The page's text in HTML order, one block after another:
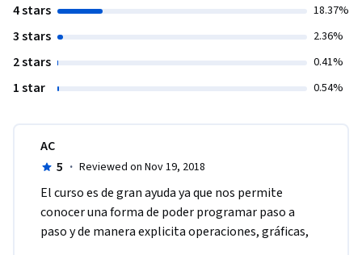
4 stars 18.37%
3 stars 2.36%
2 stars 0.41%
1 star 0.54%
AC
5 · Reviewed on Nov 19, 2018
El curso es de gran ayuda ya que nos permite
conocer una forma de poder programar paso a
paso y de manera explicita operaciones, gráficas,